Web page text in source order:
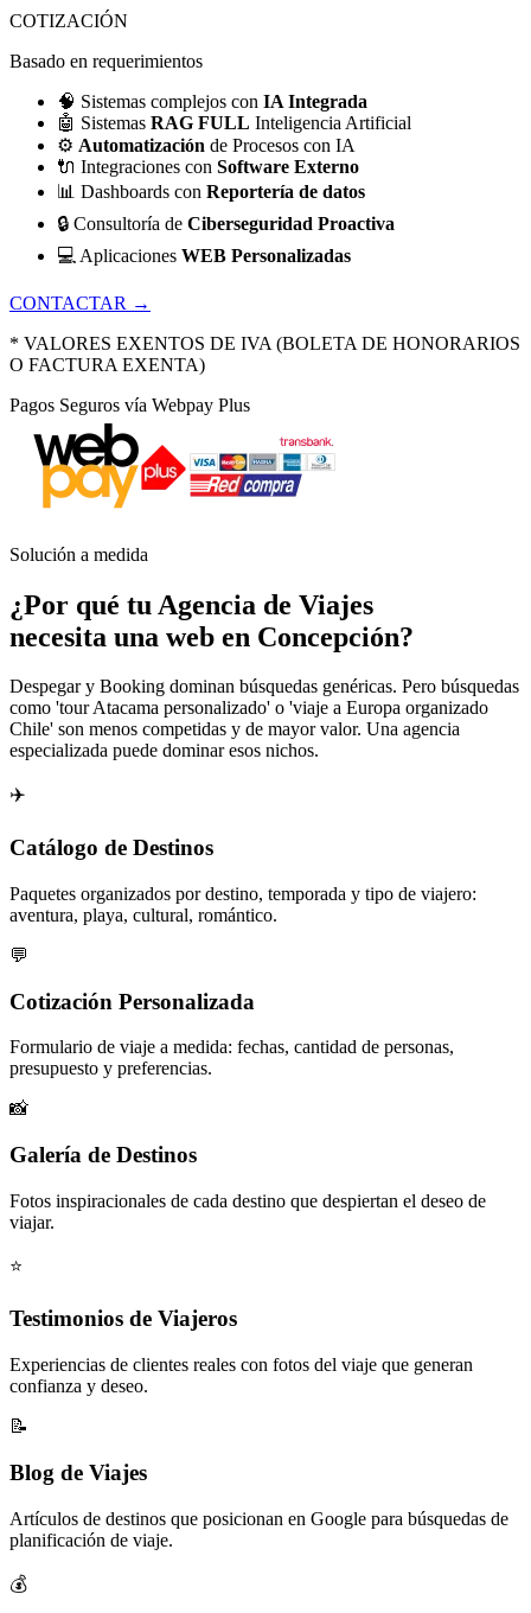
COTIZACIÓN
Basado en requerimientos
🧠 Sistemas complejos con IA Integrada
🤖 Sistemas RAG FULL Inteligencia Artificial
⚙️ Automatización de Procesos con IA
🔌 Integraciones con Software Externo
📊 Dashboards con Reportería de datos
🔒 Consultoría de Ciberseguridad Proactiva
💻 Aplicaciones WEB Personalizadas
CONTACTAR →
* VALORES EXENTOS DE IVA (BOLETA DE HONORARIOS
O FACTURA EXENTA)
Pagos Seguros vía Webpay Plus
Solución a medida
¿Por qué tu Agencia de Viajes
necesita una web en Concepción?
Despegar y Booking dominan búsquedas genéricas. Pero búsquedas
como 'tour Atacama personalizado' o 'viaje a Europa organizado
Chile' son menos competidas y de mayor valor. Una agencia
especializada puede dominar esos nichos.
✈️
Catálogo de Destinos
Paquetes organizados por destino, temporada y tipo de viajero:
aventura, playa, cultural, romántico.
💬
Cotización Personalizada
Formulario de viaje a medida: fechas, cantidad de personas,
presupuesto y preferencias.
📸
Galería de Destinos
Fotos inspiracionales de cada destino que despiertan el deseo de
viajar.
⭐
Testimonios de Viajeros
Experiencias de clientes reales con fotos del viaje que generan
confianza y deseo.
📝
Blog de Viajes
Artículos de destinos que posicionan en Google para búsquedas de
planificación de viaje.
💰